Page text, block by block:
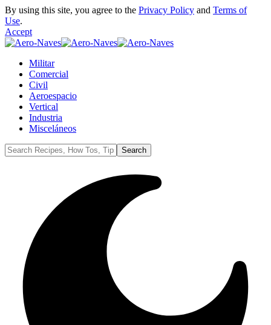
By using this site, you agree to the Privacy Policy and Terms of
Use.
Accept
Militar
Comercial
Civil
Aeroespacio
Vertical
Industria
Misceláneos